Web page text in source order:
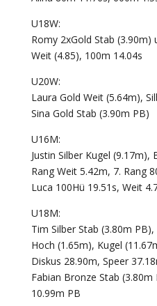
U18W:
Romy 2xGold Stab
Weit (4.85), 100m 14.04s
U20W:
Laura Gold Weit (5.64m),
Sina Gold Stab (3.90m PB)
U16M:
Justin Silber Kugel (9.17m),
Rang Weit 5.42m, 7. Rang
Luca 100Hü 19.51s, Weit
U18M:
Tim Silber Stab (3.80m
Hoch (1.65m), Kugel
Diskus 28.90m, Speer
Fabian Bronze Stab
10.99m PB